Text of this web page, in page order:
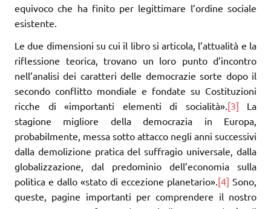
equivoco che ha finito per legittimare l’ordine sociale
esistente.
Le due dimensioni su cui il libro si articola, l’attualità e la
riflessione teorica, trovano un loro punto d’incontro
nell’analisi dei caratteri delle democrazie sorte dopo il
secondo conflitto mondiale e fondate su Costituzioni
ricche di «importanti elementi di socialità».[3] La
stagione migliore della democrazia in Europa,
probabilmente, messa sotto attacco negli anni successivi
dalla demolizione pratica del suffragio universale, dalla
globalizzazione, dal predominio dell’economia sulla
politica e dallo «stato di eccezione planetario».[4] Sono,
queste, pagine importanti per comprendere il nostro